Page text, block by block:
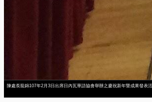
陳處長龍錦107年2月3日出席日內瓦華語協會舉辦之慶祝新年暨成果發表